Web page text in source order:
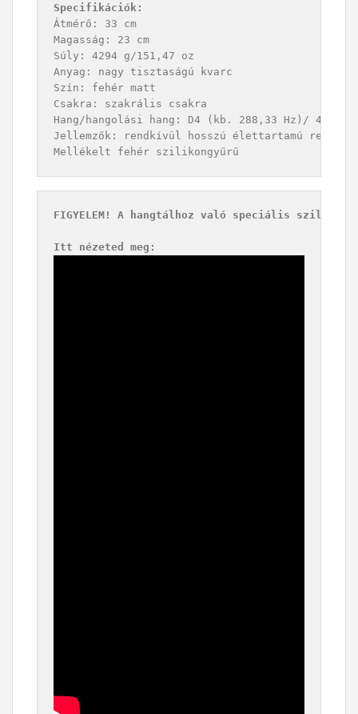
Specifikációk:
Átmérő: 33 cm
Magasság: 23 cm
Súly: 4294 g/151,47 oz
Anyag: nagy tisztaságú kvarc
Szín: fehér matt
Csakra: szakrális csakra
Hang/hangolási hang: D4 (kb. 288,33 Hz)/ 432 Hz
Jellemzők: rendkívül hosszú élettartamú
Mellékelt fehér szilikongyűrű
Itt nézeted meg: